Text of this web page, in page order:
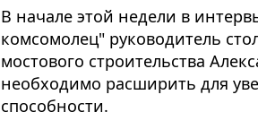
В начале этой недели в
комсомолец" руководитель
мостового строительства
необходимо расширить для
способности.